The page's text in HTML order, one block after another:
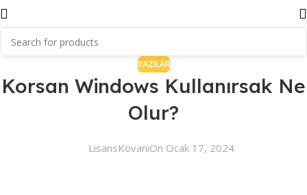
YAZILAR
Korsan Windows Kullanırsak Ne
Olur?
LisansKovanıOn Ocak 17, 2024